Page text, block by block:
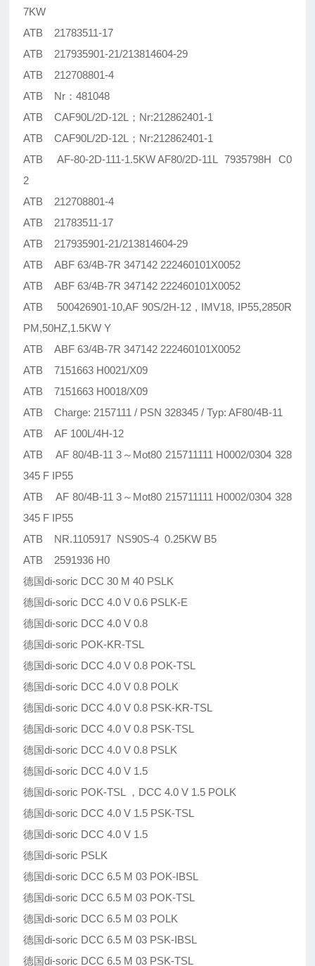
7KW
ATB 21783511-17
ATB 217935901-21/213814604-29
ATB 212708801-4
ATB Nr：481048
ATB CAF90L/2D-12L；Nr:212862401-1
ATB CAF90L/2D-12L；Nr:212862401-1
ATB AF-80-2D-111-1.5KW AF80/2D-11L 7935798H C0
2
ATB 212708801-4
ATB 21783511-17
ATB 217935901-21/213814604-29
ATB ABF 63/4B-7R 347142 222460101X0052
ATB ABF 63/4B-7R 347142 222460101X0052
ATB 500426901-10,AF 90S/2H-12 , IMV18, IP55,2850R
PM,50HZ,1.5KW Y
ATB ABF 63/4B-7R 347142 222460101X0052
ATB 7151663 H0021/X09
ATB 7151663 H0018/X09
ATB Charge: 2157111 / PSN 328345 / Typ: AF80/4B-11
ATB AF 100L/4H-12
ATB AF 80/4B-11 3～Mot80 215711111 H0002/0304 328
345 F IP55
ATB AF 80/4B-11 3～Mot80 215711111 H0002/0304 328
345 F IP55
ATB NR.1105917 NS90S-4 0.25KW B5
ATB 2591936 H0
德国di-soric DCC 30 M 40 PSLK
德国di-soric DCC 4.0 V 0.6 PSLK-E
德国di-soric DCC 4.0 V 0.8
德国di-soric POK-KR-TSL
德国di-soric DCC 4.0 V 0.8 POK-TSL
德国di-soric DCC 4.0 V 0.8 POLK
德国di-soric DCC 4.0 V 0.8 PSK-KR-TSL
德国di-soric DCC 4.0 V 0.8 PSK-TSL
德国di-soric DCC 4.0 V 0.8 PSLK
德国di-soric DCC 4.0 V 1.5
德国di-soric POK-TSL ，DCC 4.0 V 1.5 POLK
德国di-soric DCC 4.0 V 1.5 PSK-TSL
德国di-soric DCC 4.0 V 1.5
德国di-soric PSLK
德国di-soric DCC 6.5 M 03 POK-IBSL
德国di-soric DCC 6.5 M 03 POK-TSL
德国di-soric DCC 6.5 M 03 POLK
德国di-soric DCC 6.5 M 03 PSK-IBSL
德国di-soric DCC 6.5 M 03 PSK-TSL